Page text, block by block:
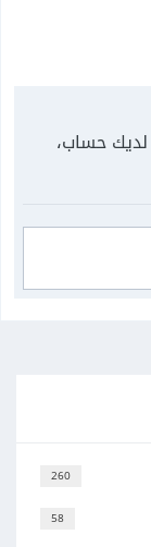
لديك حساب،
260
58